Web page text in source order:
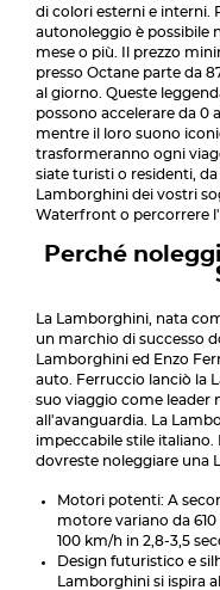
di colori esterni e interni.
autonoleggio è possibile
mese o più. Il prezzo
presso Octane parte da
al giorno. Queste
possono accelerare da 0
mentre il loro suono
trasformeranno ogni
siate turisti o residenti,
Lamborghini dei vostri
Waterfront o percorrere
Perché
La Lamborghini, nata
un marchio di successo
Lamborghini ed Enzo
auto. Ferruccio lanciò la
suo viaggio come leader
all'avanguardia. La
impeccabile stile italiano.
dovreste noleggiare una
Motori potenti: A
motore variano da 610
100 km/h in 2,8-3,5
Design futuristico e
Lamborghini si ispira